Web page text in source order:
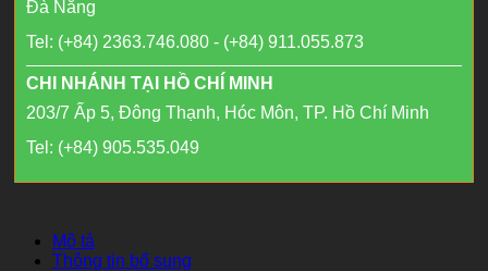
Đà Nẵng
Tel: (+84) 2363.746.080 - (+84) 911.055.873
CHI NHÁNH TẠI HỒ CHÍ MINH
203/7 Ấp 5, Đông Thạnh, Hóc Môn, TP. Hồ Chí Minh
Tel: (+84) 905.535.049
Mô tả
Thông tin bổ sung